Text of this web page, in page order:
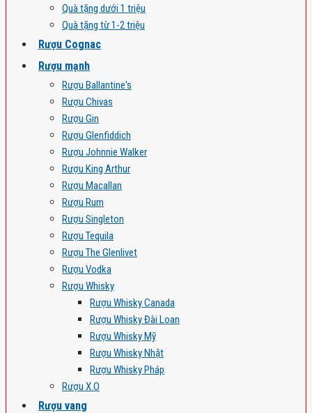
Quà tặng dưới 1 triệu
Quà tặng từ 1-2 triệu
Rượu Cognac
Rượu mạnh
Rượu Ballantine's
Rượu Chivas
Rượu Gin
Rượu Glenfiddich
Rượu Johnnie Walker
Rượu King Arthur
Rượu Macallan
Rượu Rum
Rượu Singleton
Rượu Tequila
Rượu The Glenlivet
Rượu Vodka
Rượu Whisky
Rượu Whisky Canada
Rượu Whisky Đài Loan
Rượu Whisky Mỹ
Rượu Whisky Nhật
Rượu Whisky Pháp
Rượu X.O
Rượu vang